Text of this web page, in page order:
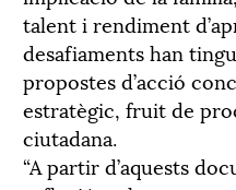
talent i rendiment
desafiaments han
propostes d’acció
estratègic, fruit de
ciutadana.
“A partir d’aquests